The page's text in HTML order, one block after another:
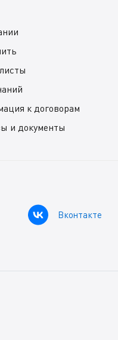
к договорам
и документы
Вконтакте